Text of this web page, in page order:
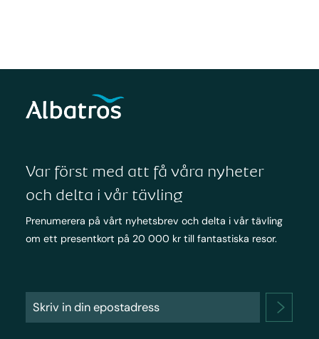
Var först med att få våra nyheter
och delta i vår tävling
Prenumerera på vårt nyhetsbrev och delta i vår tävling
om ett presentkort på 20 000 kr till fantastiska resor.